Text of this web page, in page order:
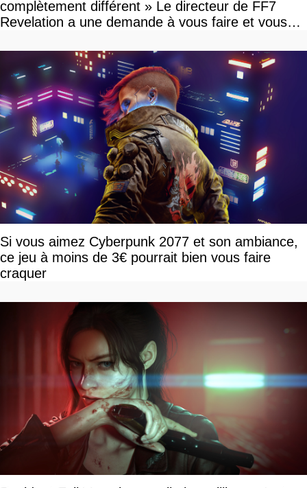
complètement différent » Le directeur de FF7
Revelation a une demande à vous faire et vous
Si vous aimez Cyberpunk 2077 et son ambiance,
ce jeu à moins de 3€ pourrait bien vous faire
craquer